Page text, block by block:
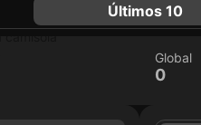
Últimos 10
Global
0